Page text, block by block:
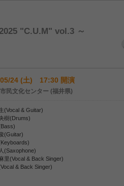
"C.U.M" vol.3 ～
24 (土) 17:30 開演
民文化センター (福井県)
(Vocal & Guitar)
樹(Drums)
(Guitar)
(Saxophone)
里(Vocal & Back Singer)
& Back Singer)